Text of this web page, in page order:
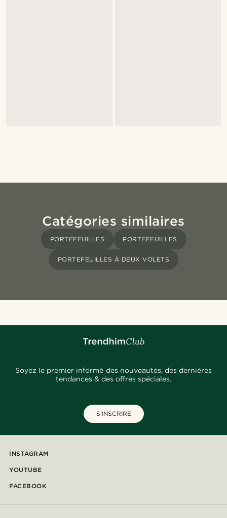
Catégories similaires
PORTEFEUILLES PORTEFEUILLES
PORTEFEUILLES À DEUX VOLETS
Soyez le premier informé des nouveautés, des dernières
tendances & des offres spéciales.
S'INSCRIRE
INSTAGRAM
YOUTUBE
FACEBOOK